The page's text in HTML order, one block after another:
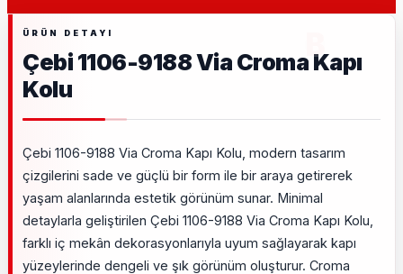
Çebi 1106-9188 Via Croma Kapı
Kolu
Çebi 1106-9188 Via Croma Kapı Kolu, modern tasarım
çizgilerini sade ve güçlü bir form ile bir araya getirerek
yaşam alanlarında estetik görünüm sunar. Minimal
detaylarla geliştirilen Çebi 1106-9188 Via Croma Kapı Kolu,
farklı iç mekân dekorasyonlarıyla uyum sağlayarak kapı
yüzeylerinde dengeli ve şık görünüm oluşturur. Croma